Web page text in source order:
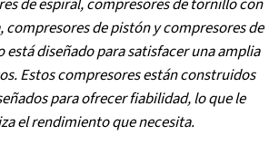
Spain
Productos
De Aceite
avanzados